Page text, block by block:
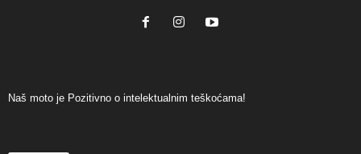
Naš moto je Pozitivno o intelektualnim teškoćama!